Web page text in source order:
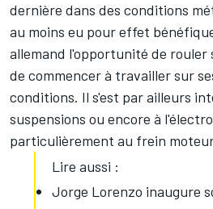
dernière dans des conditions
au moins eu pour effet
allemand l'opportunité de rouler
de commencer à travailler sur
conditions. Il s'est par ailleurs
suspensions ou encore à
particulièrement au frein
Lire aussi :
Jorge Lorenzo inaugure